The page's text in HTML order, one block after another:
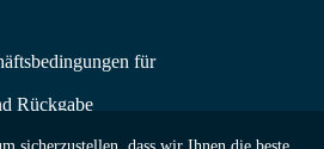
für
Rückgabe